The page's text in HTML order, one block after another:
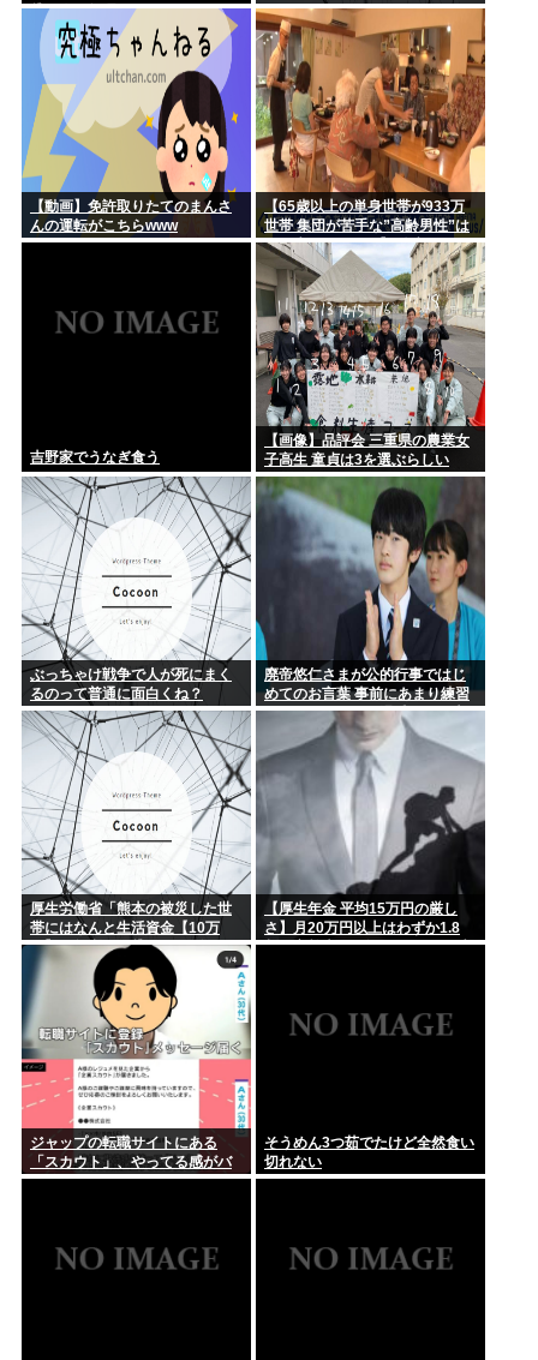
貸の人は無理じゃね？
【動画】免許取りたてのまんさ
んの運転がこちらwww
【65歳以上の単身世帯が933万
世帯 集団が苦手な”高齢男性”は
どう生きていく？】孤独死のリ
スクも…専門家 「8日以上見つ
からないのも圧倒的に男性」
吉野家でうなぎ食う
【画像】品評会 三重県の農業女
子高生 童貞は3を選ぶらしい
ぶっちゃけ戦争で人が死にまく
るのって普通に面白くね？
廃帝悠仁さまが公的行事ではじ
めてのお言葉 事前にあまり練習
してないっぽい。滑舌悪いし大
厚生労働省「熊本の被災した世
帯にはなんと生活資金【10万
円】を無利子で貸してあげま
す」
【厚生年金 平均15万円の厳し
さ】月20万円以上はわずか1.8
割、高齢夫婦は毎月4.2万円の赤
ジャップの転職サイトにある
「スカウト」、やってる感がバ
レ始めるwww
そうめん3つ茹でたけど全然食い
切れない